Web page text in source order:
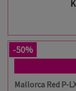
-50%
Mallorca Red P-